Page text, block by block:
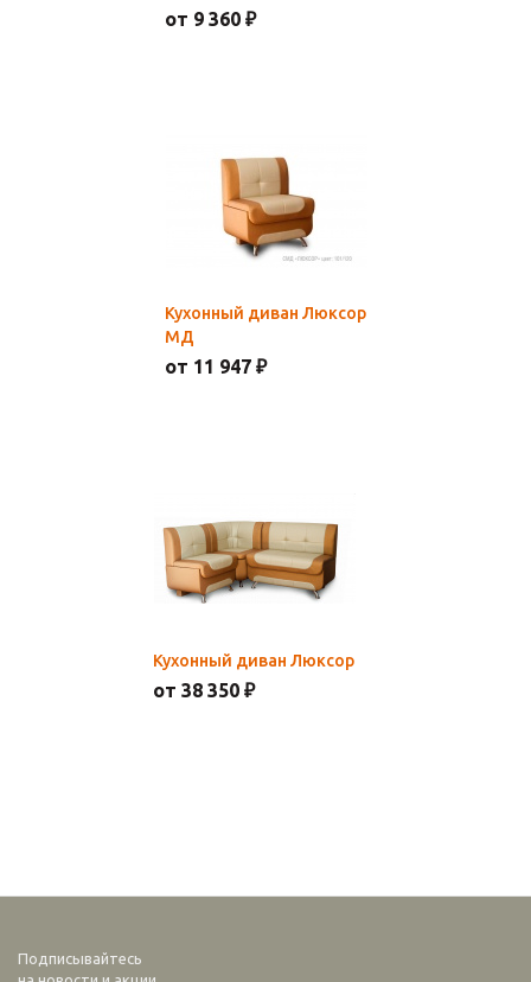
от 9 360 ₽
Кухонный диван Люксор
МД
от 11 947 ₽
Кухонный диван Люксор
от 38 350 ₽
Подписывайтесь